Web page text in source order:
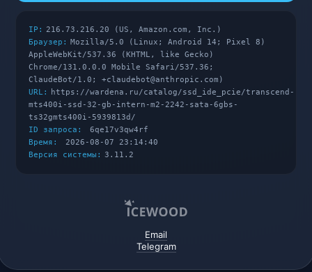
IP: 216.73.216.20 (US, Amazon.com, Inc.)
Браузер: Mozilla/5.0 (Linux; Android 14; Pixel 8)
AppleWebKit/537.36 (KHTML, like Gecko)
Chrome/131.0.0.0 Mobile Safari/537.36;
ClaudeBot/1.0; +claudebot@anthropic.com)
URL:
https://wardena.ru/catalog/ssd_ide_pcie/transcend-
mts400i-ssd-32-gb-intern-m2-2242-sata-6gbs-
ts32gmts400i-5939813d/
ID запроса:
6qe17v3qw4rf
Время:
2026-08-07 23:14:40
Версия системы: 3.11.2
Email
Telegram